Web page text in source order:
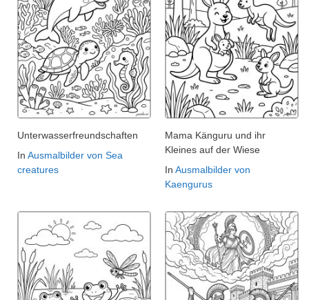
Unterwasserfreundschaften
In Ausmalbilder von Sea
creatures
Mama Känguru und ihr
Kleines auf der Wiese
In Ausmalbilder von
Kaengurus